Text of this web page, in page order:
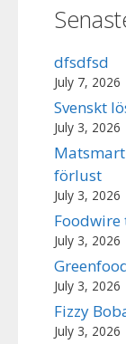
dfsdfsd
July 7, 2026
Svenskt
July 3, 2026
förlust
July 3, 2026
July 3, 2026
July 3, 2026
Fizzy
July 3, 2026